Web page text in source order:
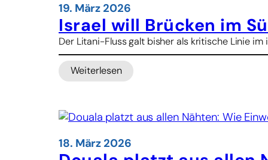
i
a
r
d
e
n
M
n
s
c
h
19. März 2026
Israel will Brücken im
Der Litani-Fluss galt bisher als kritische Linie
Weiterlesen
:
r
e
l
18. März 2026